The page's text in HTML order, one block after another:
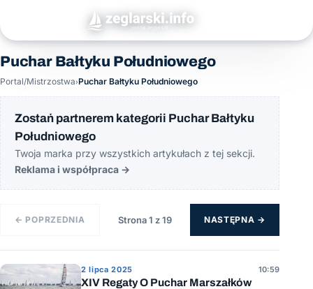
Puchar Bałtyku Południowego
Portal/Mistrzostwa›Puchar Bałtyku Południowego
Zostań partnerem kategorii Puchar Bałtyku
Południowego
Twoja marka przy wszystkich artykułach z tej sekcji.
Reklama i współpraca →
← POPRZEDNIA Strona 1 z 19 NASTĘPNA →
2 lipca 2025 10:59
XIV Regaty O Puchar Marszałków